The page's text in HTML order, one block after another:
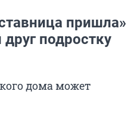
пришла»
подростку
дома может